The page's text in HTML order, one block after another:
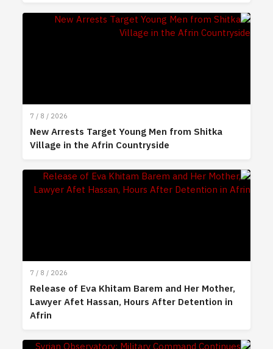
7 / 8 / 2026
New Arrests Target Young Men from Shitka
Village in the Afrin Countryside
7 / 8 / 2026
Release of Eva Khitam Barem and Her Mother,
Lawyer Afet Hassan, Hours After Detention in
Afrin